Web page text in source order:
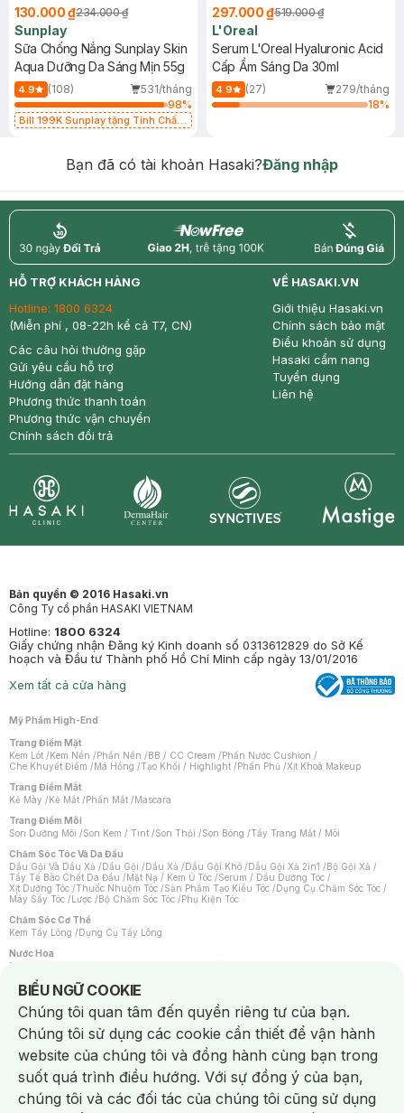
130.000 ₫234.000 ₫
Sunplay
Sữa Chống Nắng Sunplay Skin
Aqua Dưỡng Da Sáng Mịn 55g
4.9 (108)
531/tháng
98%
Bill 199K Sunplay tặng Tinh Chất
297.000 ₫519.000 ₫
L'Oreal
Serum L'Oreal Hyaluronic Acid
Cấp Ẩm Sáng Da 30ml
4.9 (27)
279/tháng
18%
Bạn đã có tài khoản Hasaki?Đăng nhập
return nowfree price
HỖ TRỢ KHÁCH HÀNG
Hotline: 1800 6324
(Miễn phí , 08-22h kể cả T7, CN)
Các câu hỏi thường gặp
Gửi yêu cầu hỗ trợ
Hướng dẫn đặt hàng
Phương thức thanh toán
Phương thức vận chuyển
Chính sách đổi trả
VỀ HASAKI.VN
Giới thiệu Hasaki.vn
Chính sách bảo mật
Điều khoản sử dụng
Hasaki cẩm nang
Tuyển dụng
Liên hệ
Bản quyền © 2016 Hasaki.vn
Công Ty cổ phần HASAKI VIETNAM
Hotline: 1800 6324
Giấy chứng nhận Đăng ký Kinh doanh số 0313612829 do Sở Kế
hoạch và Đầu tư Thành phố Hồ Chí Minh cấp ngày 13/01/2016
Xem tất cả cửa hàng
Mỹ Phẩm High-End
Trang Điểm Mặt
Kem Lót /Kem Nền /Phấn Nền /BB / CC Cream /Phấn Nước Cushion /
Che Khuyết Điểm /Má Hồng /Tạo Khối / Highlight /Phấn Phủ /Xịt Khoá Makeup
Trang Điểm Mắt
Kẻ Mày /Kẻ Mắt /Phấn Mắt /Mascara
Trang Điểm Môi
Son Dưỡng Môi /Son Kem / Tint /Son Thỏi /Son Bóng /Tẩy Trang Mắt / Môi
Chăm Sóc Tóc Và Da Đầu
Dầu Gội Và Dầu Xả /Dầu Gội /Dầu Xả /Dầu Gội Khô /Dầu Gội Xả 2in1 /Bộ Gội Xả /
Tẩy Tế Bào Chết Da Đầu /Mặt Nạ / Kem Ủ Tóc /Serum / Dầu Dưỡng Tóc /
Xịt Dưỡng Tóc /Thuốc Nhuộm Tóc /Sản Phẩm Tạo Kiểu Tóc /Dụng Cụ Chăm Sóc Tóc /
Máy Sấy Tóc /Lược /Bộ Chăm Sóc Tóc /Phụ Kiện Tóc
Chăm Sóc Cơ Thể
Kem Tẩy Lông /Dụng Cụ Tẩy Lông
Nước Hoa
Nước Hoa Nữ
Chăm Sóc Cá Nhân
Chống Muỗi /Khẩu Trang /Máy Massage/Mặt Nạ Xông Hơi /Nước Rửa Tay/
Sản Phẩm Chăm Sóc Khác /Bàn Chải Đánh Răng /Bàn Chải Điện/
Hỗ Trợ Trắng Răng/Kem Đánh Răng /Máy Tăm Nước/ Nước Súc Miệng/
Tăm / Chỉ Nha Khoa/ Xịt Thơm Miệng / Dung Dịch Vệ Sinh/Dưỡng Vùng Kín/
Khăn Ướt Vệ Sinh Vùng Kín/Băng Vệ Sinh/Tampon/Bọt Cạo Râu /Dao Cạo Râu/
Máy Cạo Râu
Vấn Đề Về Da
Da Dầu / Lỗ Chân Lông To/ Da Khô / Mất Nước/ Da Lão Hóa/ Da Mụn/
Da Nhạy Cảm / Kích Ứng
Da Xỉn Màu Thâm / Nám / Tàn Nhang
BIỂU NGỮ COOKIE
Notice about cookies usage
Chúng tôi quan tâm đến quyền riêng tư của bạn.
Chúng tôi sử dụng các cookie cần thiết để vận hành
website của chúng tôi và đồng hành cùng bạn trong
suốt quá trình điều hướng. Với sự đồng ý của bạn,
chúng tôi và các đối tác của chúng tôi cũng sử dụng